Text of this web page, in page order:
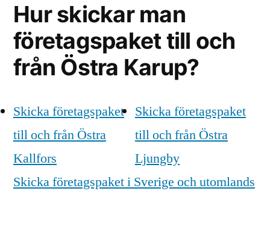
Hur skickar man
företagspaket till och
från Östra Karup?
Skicka företagspaket
till och från Östra
Kallfors
Skicka företagspaket
till och från Östra
Ljungby
Skicka företagspaket i Sverige och utomlands